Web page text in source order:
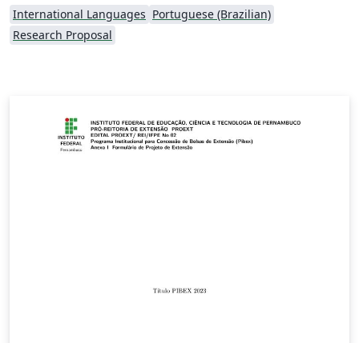
International Languages Portuguese (Brazilian)
Research Proposal